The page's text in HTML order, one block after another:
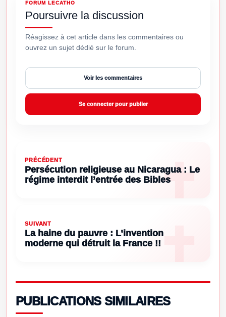
FORUM LECATHO
Poursuivre la discussion
Réagissez à cet article dans les commentaires ou
ouvrez un sujet dédié sur le forum.
Voir les commentaires
Se connecter pour publier
PRÉCÉDENT
Persécution religieuse au Nicaragua : Le
régime interdit l’entrée des Bibles
SUIVANT
La haine du pauvre : L’invention
moderne qui détruit la France !!
PUBLICATIONS SIMILAIRES